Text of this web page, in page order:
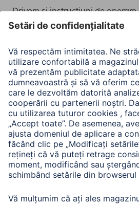
Drivere și instrucțiuni de operare
A.N.P.C.
A.N.P.C. SAL
Companie
Istoria companiei
Hama Mondial